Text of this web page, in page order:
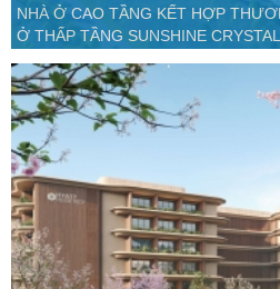
NHÀ Ở CAO TẦNG KẾT HỢP
Ở THẤP TẦNG SUNSHINE